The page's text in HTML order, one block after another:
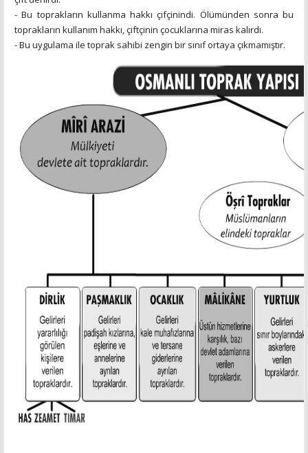
- Bu toprakların kullanma hakkı çifçinindi. Ölümünden sonra bu
toprakların kullanım hakkı, çiftçinin çocuklarına miras kalırdı.
- Bu uygulama ile toprak sahibi zengin bir sınıf ortaya çıkmamıştır.